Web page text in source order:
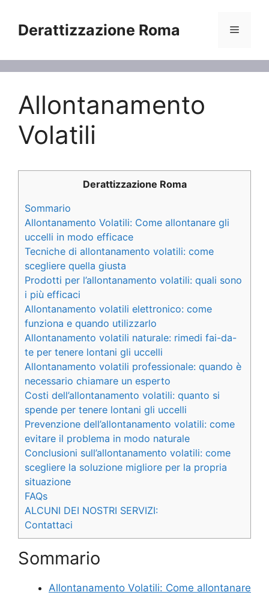
contenuto
Derattizzazione Roma Menu
Allontanamento
Volatili
Derattizzazione Roma
Sommario
Allontanamento Volatili: Come allontanare gli
uccelli in modo efficace
Tecniche di allontanamento volatili: come
scegliere quella giusta
Prodotti per l’allontanamento volatili: quali sono
i più efficaci
Allontanamento volatili elettronico: come
funziona e quando utilizzarlo
Allontanamento volatili naturale: rimedi fai-da-
te per tenere lontani gli uccelli
Allontanamento volatili professionale: quando è
necessario chiamare un esperto
Costi dell’allontanamento volatili: quanto si
spende per tenere lontani gli uccelli
Prevenzione dell’allontanamento volatili: come
evitare il problema in modo naturale
Conclusioni sull’allontanamento volatili: come
scegliere la soluzione migliore per la propria
situazione
FAQs
ALCUNI DEI NOSTRI SERVIZI:
Contattaci
Sommario
Allontanamento Volatili: Come allontanare